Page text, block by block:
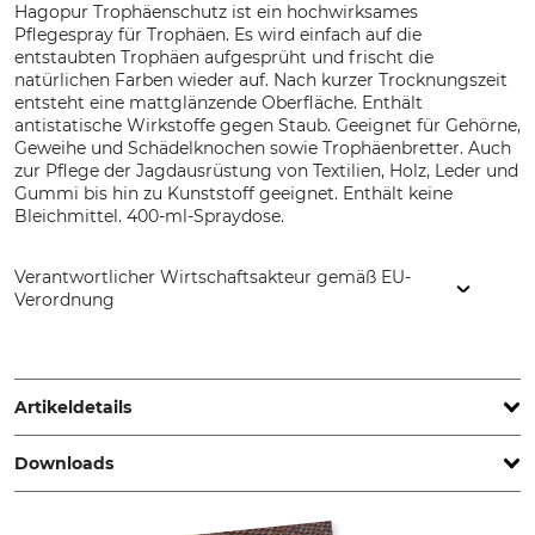
Hagopur Trophäenschutz ist ein hochwirksames
Pflegespray für Trophäen. Es wird einfach auf die
entstaubten Trophäen aufgesprüht und frischt die
natürlichen Farben wieder auf. Nach kurzer Trocknungszeit
entsteht eine mattglänzende Oberfläche. Enthält
antistatische Wirkstoffe gegen Staub. Geeignet für Gehörne,
Geweihe und Schädelknochen sowie Trophäenbretter. Auch
zur Pflege der Jagdausrüstung von Textilien, Holz, Leder und
Gummi bis hin zu Kunststoff geeignet. Enthält keine
Bleichmittel. 400-ml-Spraydose.
Verantwortlicher Wirtschaftsakteur gemäß EU-
Verordnung
Germany, www.hagopur.de
Artikeldetails
Marke
Hagopur
Trophäenschutz
Downloads